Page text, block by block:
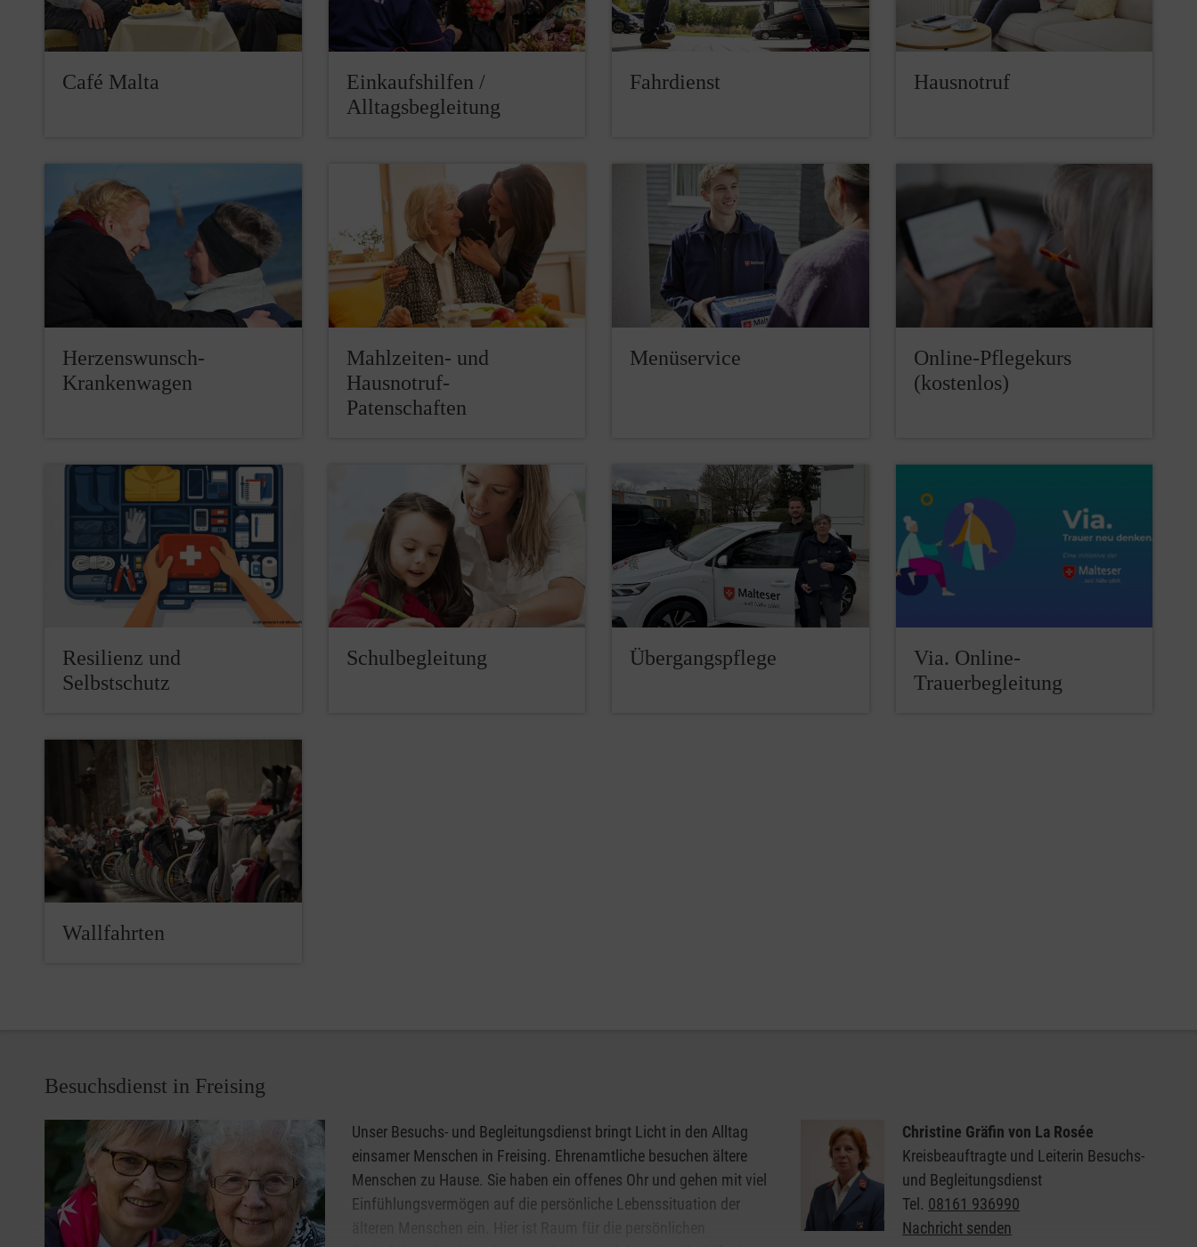
Café Malta
Einkaufshilfen /
Alltagsbegleitung
Fahrdienst Hausnotruf
Herzenswunsch-
Krankenwagen
Mahlzeiten- und
Hausnotruf-
Patenschaften
Menüservice
Online-Pflegekurs
(kostenlos)
Resilienz und
Selbstschutz
Schulbegleitung Übergangspflege
Via. Online-
Trauerbegleitung
Wallfahrten
Besuchsdienst in Freising
Unser Besuchs- und Begleitungsdienst bringt Licht in den Alltag
einsamer Menschen in Freising. Ehrenamtliche besuchen ältere
Menschen zu Hause. Sie haben ein offenes Ohr und gehen mit viel
Einfühlungsvermögen auf die persönliche Lebenssituation der
Christine Gräfin von La Rosée
Kreisbeauftragte und Leiterin Besuchs-
und Begleitungsdienst
Tel. 08161 936990
Nachricht senden